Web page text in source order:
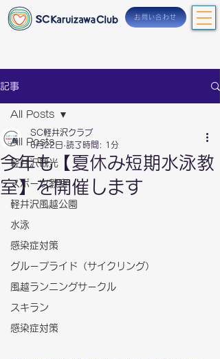
お問い合わせ
記事
All Posts
軽井沢観光
スポーツ教室
軽井沢風越公園
水泳
感染症対策
グループライド（サイクリング）
風越ランニングサークル
スキラン
感染症対策
All Posts
今年も【夏休み短期水泳教
室】を開催します
SC軽井沢クラブ
6月22日 読了時間: 1分